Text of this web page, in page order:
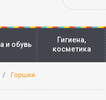
и обувь
Гигиена,
косметика
Горшки